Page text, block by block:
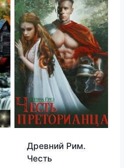
Древний Рим.
Честь